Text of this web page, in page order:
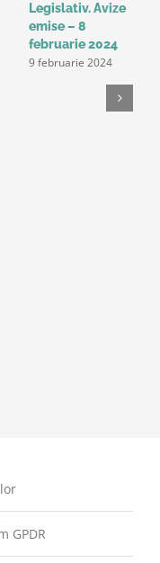
Legislativ. Avize
emise – 8
februarie 2024
9 februarie 2024
GPDR